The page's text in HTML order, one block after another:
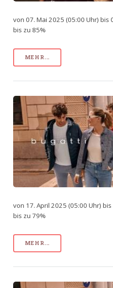
von 07. Mai 2025 (05:00 Uhr) bis
bis zu 85%
MEHR...
von 17. April 2025 (05:00 Uhr)
bis zu 79%
MEHR...